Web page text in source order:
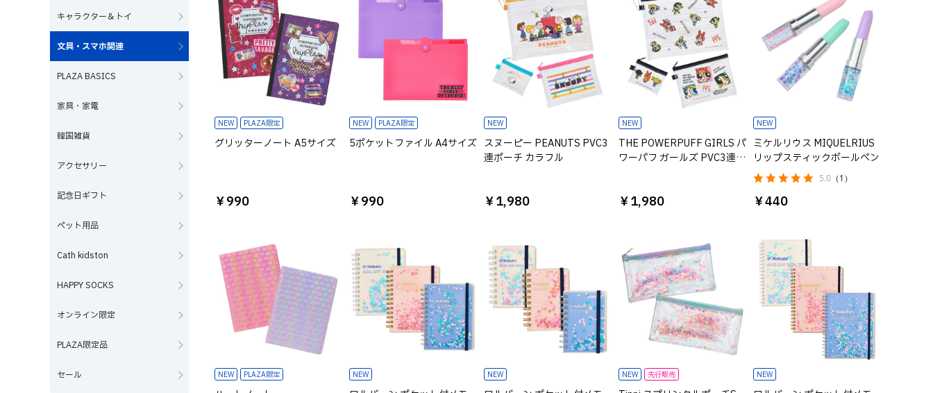
キャラクター＆トイ
文具・スマホ関連
PLAZA BASICS
家具・家電
韓国雑貨
アクセサリー
記念日ギフト
ペット用品
Cath kidston
HAPPY SOCKS
オンライン限定
PLAZA限定品
セール
NEW PLAZA限定
グリッターノート A5サイズ
￥990
NEW PLAZA限定
5ポケットファイル A4サイズ
￥990
NEW
スヌーピー PEANUTS PVC3
連ポーチ カラフル
￥1,980
NEW
THE POWERPUFF GIRLS パ
ワーパフ ガールズ PVC3連ポ
￥1,980
NEW
ミケルリウス MIQUELRIUS
リップスティックボールペン
5.0 （1）
￥440
NEW PLAZA限定 NEW NEW NEW 先行販売 NEW